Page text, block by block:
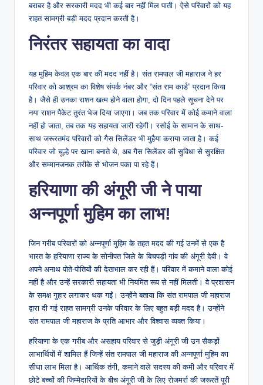
बराबर है और सरकारी मदद भी कई बार नहीं मिल पाती। ऐसे परिवारों को यह
राहत सामग्री बड़ी मदद प्रदान करती है।
निरंतर सहायता का वादा
यह मुहिम केवल एक बार की मदद नहीं है। संत रामपाल जी महाराज ने हर
परिवार को आश्रम का विशेष संपर्क नंबर और “संत राम कार्ड” प्रदान किया
है। जैसे ही उनका राशन खत्म होने वाला होगा, दो दिन पहले सूचना देने पर
नया राशन पैकेट तुरंत भेज दिया जाएगा। जब तक परिवार में कोई कमाने वाला
नहीं हो जाता, तब तक यह सहायता जारी रहेगी। रसोई के सामान के साथ-
साथ जरूरतमंद परिवारों को गैस सिलेंडर भी मुहैया कराया जाता है। कई
परिवार जो चूल्हे पर खाना बनाते थे, अब गैस सिलेंडर की सुविधा से सुरक्षित
और सम्मानजनक तरीके से भोजन पका पा रहे हैं।
हरियाणा की अंगूरी जी ने पाया
अन्नपूर्णा मुहिम का लाभ!
जिन गरीब परिवारों को अन्नपूर्णा मुहिम के तहत मदद की गई उनमें से एक है
भारत के हरियाणा राज्य के सोनीपत जिले के बिचपड़ी गांव की अंगूरी देवी। वे
अपने अनाथ पोते-पोतियों की देखभाल कर रही हैं। परिवार में कमाने वाला कोई
नहीं है और उन्हें सरकारी सहायता भी नियमित रूप से नहीं मिलती। वे प्रशासन
के समक्ष गुहार लगाकर थक गईं। उन्होंने बताया कि संत रामपाल जी महाराज
द्वारा दी गई राहत सामग्री उनके परिवार के लिए बहुत बड़ी मदद है। उन्होंने
संत रामपाल जी महाराज के प्रति आभार और विश्वास व्यक्त किया।
हरियाणा के एक गरीब और असहाय परिवार से जुड़ी अंगूरी जी उन सैकड़ों
लाभार्थियों में शामिल हैं जिन्हें संत रामपाल जी महाराज की अन्नपूर्णा मुहिम का
सीधा लाभ मिला है। आर्थिक तंगी, कमाने वाले सदस्य की कमी और परिवार में
छोटे बच्चों की जिम्मेदारियों के बीच अंगूरी जी के लिए रोजमर्रा की जरूरतें पूरी